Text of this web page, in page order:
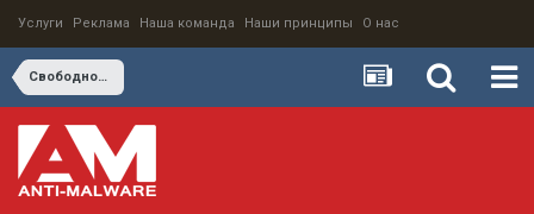
Услуги Реклама Наша команда Наши принципы О нас
Свободное общение